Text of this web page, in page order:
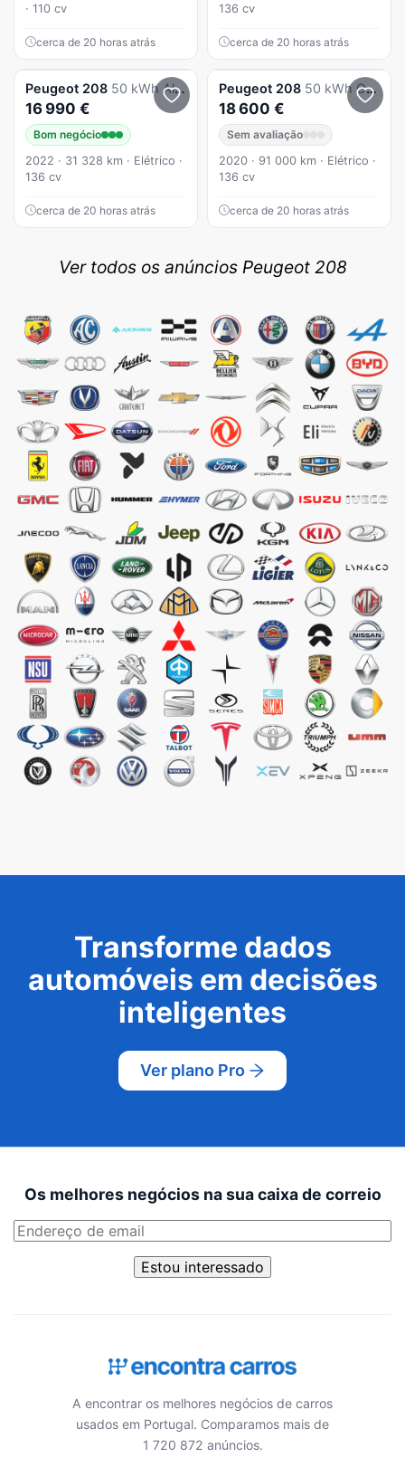
· 110 cv
cerca de 20 horas atrás
136 cv
cerca de 20 horas atrás
Peugeot 208 50 kWh Allure
16 990 €
Bom negócio
2022 · 31 328 km · Elétrico ·
136 cv
cerca de 20 horas atrás
Peugeot 208 50 kWh GT Line
18 600 €
Sem avaliação
2020 · 91 000 km · Elétrico ·
136 cv
cerca de 20 horas atrás
Ver todos os anúncios Peugeot 208
Transforme dados
automóveis em decisões
inteligentes
Ver plano Pro
Os melhores negócios na sua caixa de correio
Estou interessado
A encontrar os melhores negócios de carros
usados em Portugal. Comparamos mais de
1 720 872 anúncios.